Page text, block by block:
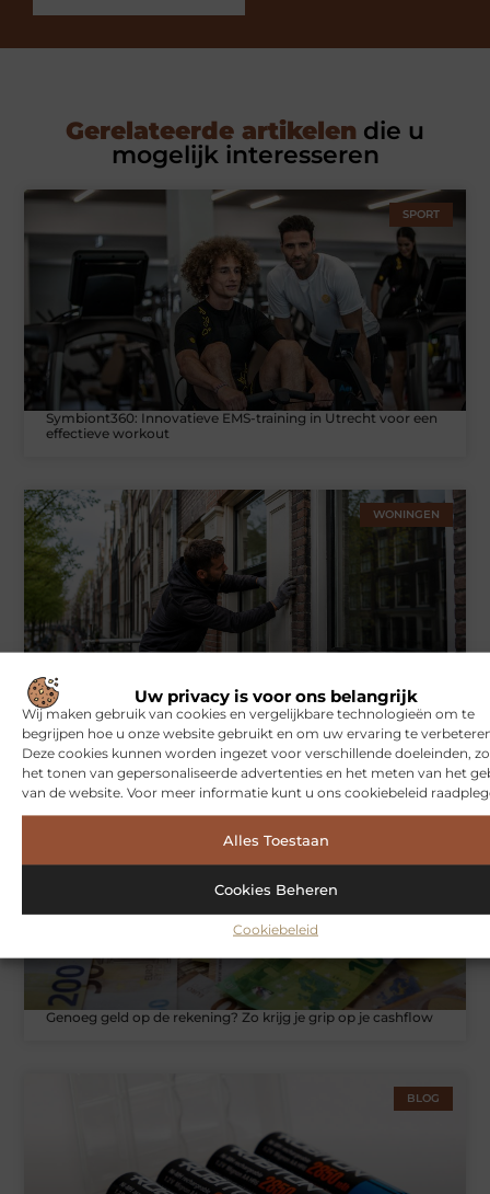
Uw privacy is voor ons belangrijk
Wij maken gebruik van cookies en vergelijkbare technologieën om te
begrijpen hoe u onze website gebruikt en om uw ervaring te
Deze cookies kunnen worden ingezet voor verschillende doeleinden,
het tonen van gepersonaliseerde advertenties en het meten van het
van de website. Voor meer informatie kunt u ons cookiebeleid
Alles Toestaan
Cookies Beheren
Cookiebeleid
Gerelateerde artikelen die u
mogelijk interesseren
SPORT
Symbiont360: Innovatieve EMS-training in Utrecht voor een
effectieve workout
WONINGEN
Hoe je jouw woning in Amsterdam beter beschermt tegen
weersinvloeden
ZAKELIJKE DIENSTVERLENING
Genoeg geld op de rekening? Zo krijg je grip op je cashflow
BLOG